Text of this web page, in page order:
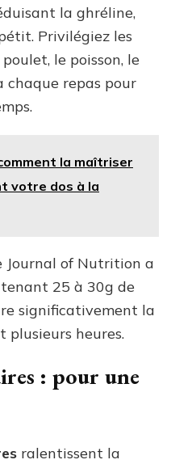
la ghréline,
Privilégiez les
le poisson, le
chaque repas pour
la maîtriser
votre dos à la
Journal of Nutrition a
25 à 30g de
significativement la
plusieurs heures.
: pour une
ralentissent la